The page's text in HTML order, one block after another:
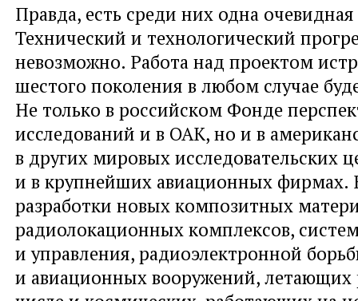
Правда, есть среди них одна
Технический и технологический
невозможно. Работа над проектом
шестого поколения в любом случае
Не только в российском Фонде
исследований и в ОАК, но и в
в других мировых исследовательских
и в крупнейших авиационных фирмах.
разработки новых композитных
радиолокационных комплексов,
и управления, радиоэлектронной
и авиационных вооружений, летающих